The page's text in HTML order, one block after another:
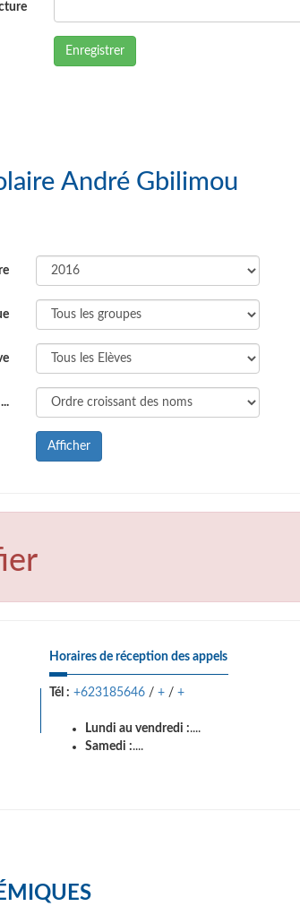
Enregistrer
Scolaire André Gbilimou
Afficher
Horaires de réception des appels
Tél : +623185646 / + / +
Lundi au vendredi :....
Samedi :....